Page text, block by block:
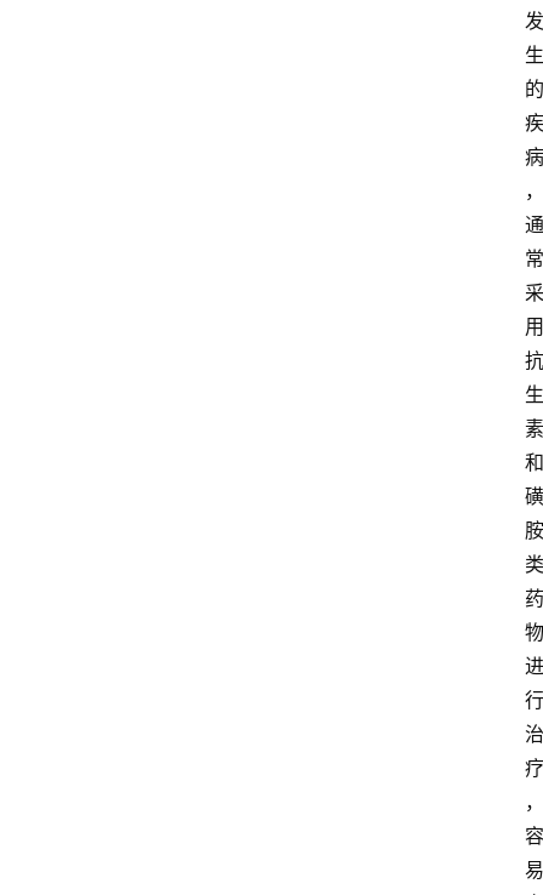
发
生
的
疾
病
，
通
常
采
用
抗
生
素
和
磺
胺
类
药
物
进
行
治
疗
，
容
易